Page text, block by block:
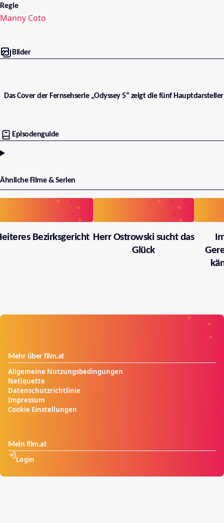
Regie
Manny Coto
Bilder
Das Cover der Fernsehserie „Odyssey 5“ zeigt die fünf
Episodenguide
Ähnliche Filme & Serien
Bezirksgericht Herr Ostrowski sucht das
Glück
Mehr über film.at
Allgemeine Nutzungsbedingungen
Netiquette
Datenschutzrichtlinie
Impressum
Cookie Einstellungen
Mein film.at
Login